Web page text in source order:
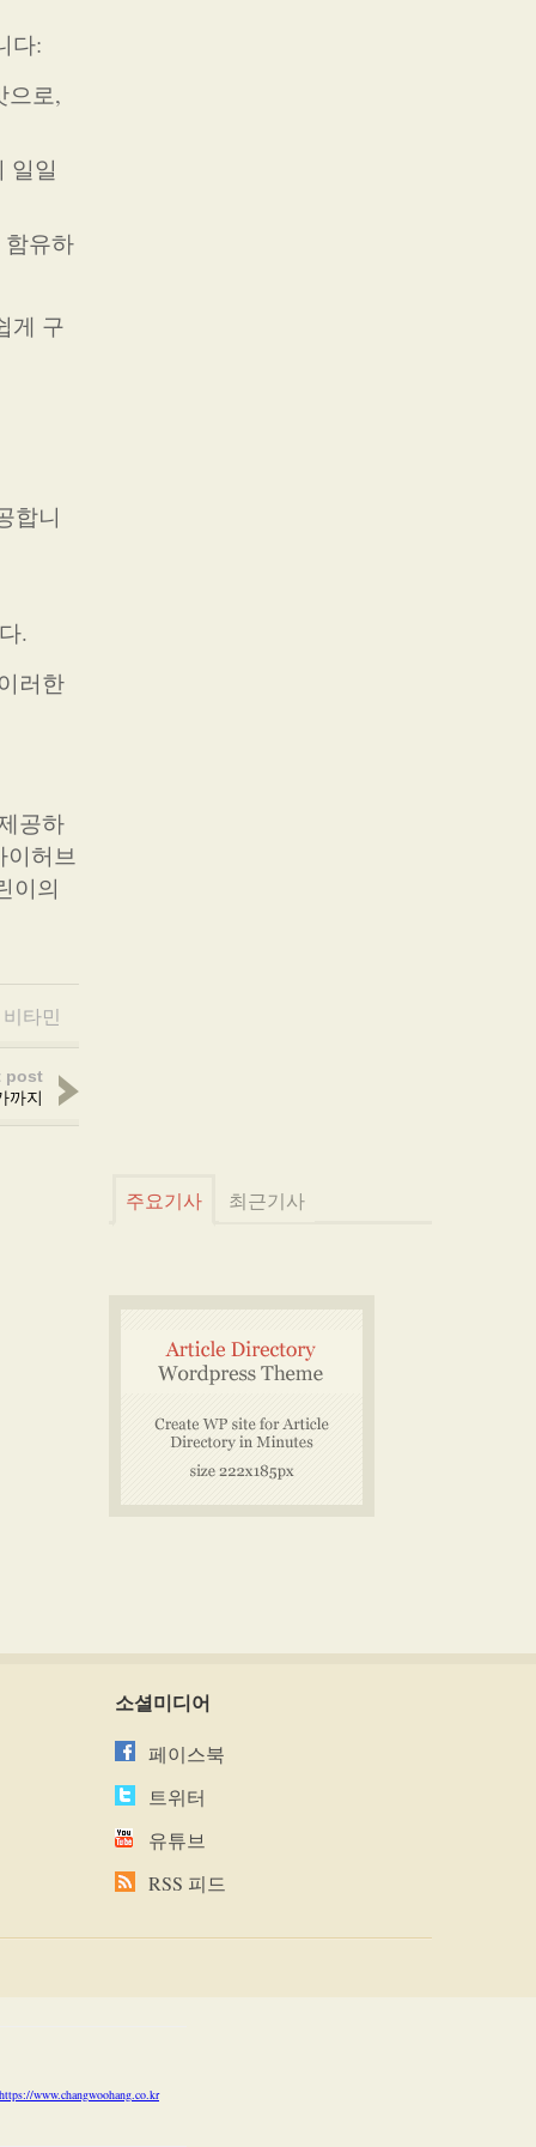
다:
으로,
일일
함유하
게 구
합니
.
러한
공하
이허브
이의
타민
post
까지
주요기사 최근기사
소셜미디어
페이스북
트위터
유튜브
RSS 피드
https://www.changwoohang.co.kr